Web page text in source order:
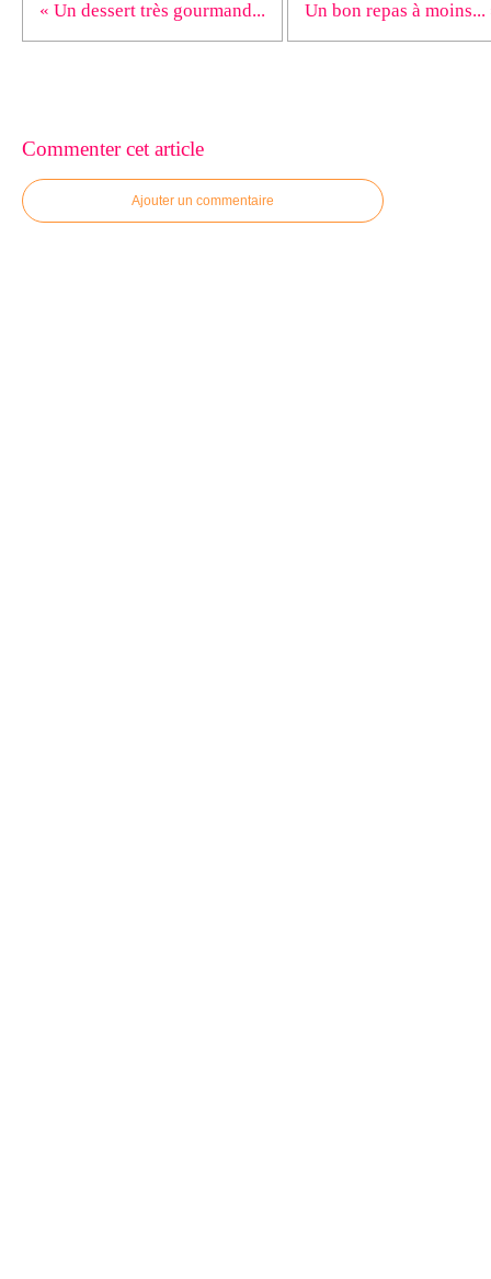
« Un dessert très gourmand... Un bon repas à moins...
Commenter cet article
Ajouter un commentaire